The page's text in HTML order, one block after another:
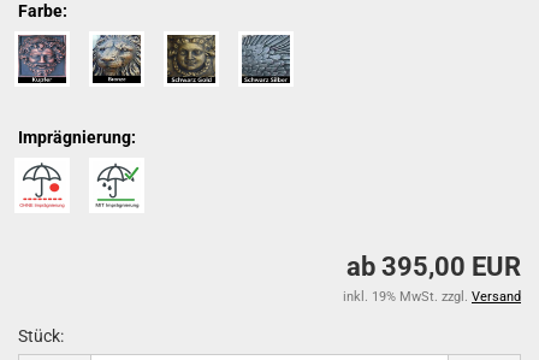
Farbe:
Imprägnierung:
ab 395,00 EUR
inkl. 19% MwSt. zzgl. Versand
Stück: